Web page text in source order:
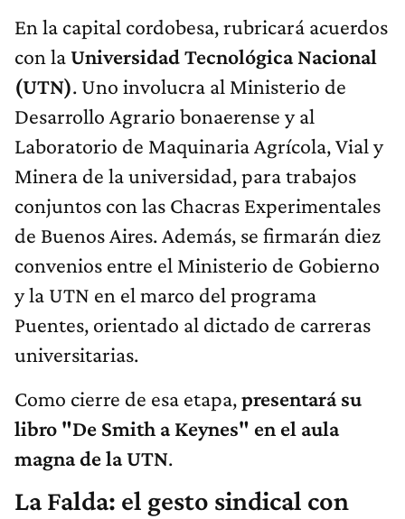
En la capital cordobesa, rubricará acuerdos
con laUniversidad Tecnológica Nacional
(UTN). Uno involucra al Ministerio de
Desarrollo Agrario bonaerense y al
Laboratorio de Maquinaria Agrícola, Vial y
Minera de la universidad, para trabajos
conjuntos con las Chacras Experimentales
de Buenos Aires. Además, se firmarán diez
convenios entre el Ministerio de Gobierno
y la UTN en el marco del programa
Puentes, orientado al dictado de carreras
universitarias.
Como cierre de esa etapa,presentará su
libro "De Smith a Keynes" en el aula
magna de la UTN.
La Falda: el gesto sindical con